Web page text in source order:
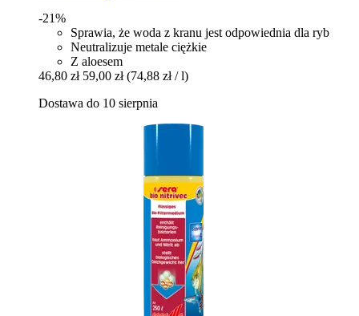
-21%
Sprawia, że woda z kranu jest odpowiednia dla ryb
Neutralizuje metale ciężkie
Z aloesem
46,80 zł 59,00 zł (74,88 zł / l)
Dostawa do 10 sierpnia